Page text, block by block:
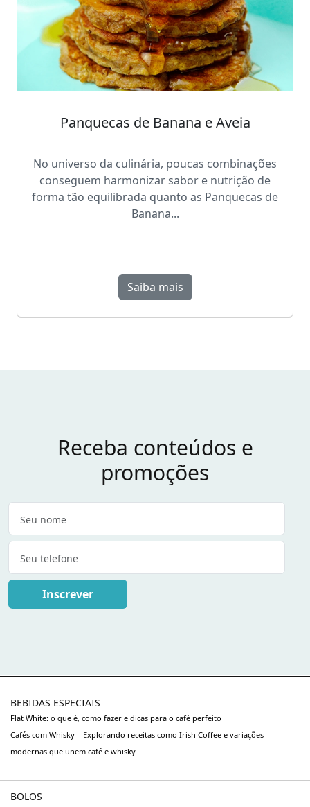
Panquecas de Banana e Aveia
No universo da culinária, poucas combinações
conseguem harmonizar sabor e nutrição de
forma tão equilibrada quanto as Panquecas de
Banana...
Saiba mais
Receba conteúdos e
promoções
Inscrever
BEBIDAS ESPECIAIS
Flat White: o que é, como fazer e dicas para o café perfeito
Cafés com Whisky – Explorando receitas como Irish Coffee e variações
modernas que unem café e whisky
BOLOS